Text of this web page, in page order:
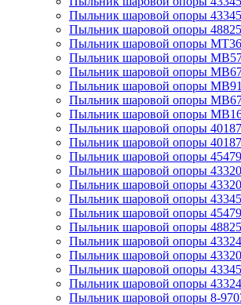
Пыльник шаровой опоры
Пыльник шаровой опоры
Пыльник шаровой опоры
Пыльник шаровой опоры
Пыльник шаровой опоры
Пыльник шаровой опоры
Пыльник шаровой опоры
Пыльник шаровой опоры
Пыльник шаровой опоры
Пыльник шаровой опоры
Пыльник шаровой опоры
Пыльник шаровой опоры
Пыльник шаровой опоры
Пыльник шаровой опоры
Пыльник шаровой опоры
Пыльник шаровой опоры
Пыльник шаровой опоры
Пыльник шаровой опоры
Пыльник шаровой опоры
Пыльник шаровой опоры
Пыльник шаровой опоры 8-